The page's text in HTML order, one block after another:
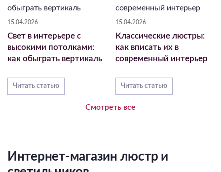
15.04.2026
Свет в интерьере с
высокими потолками:
как обыграть вертикаль
Читать статью
15.04.2026
Классические люстры:
как вписать их в
современный интерьер
Читать статью
Смотреть все
Интернет-магазин люстр и